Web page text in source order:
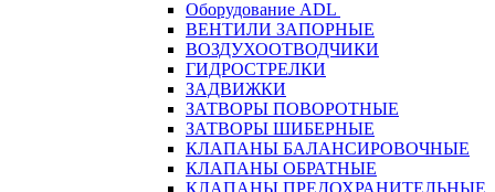
Оборудование ADL
ВЕНТИЛИ ЗАПОРНЫЕ
ВОЗДУХООТВОДЧИКИ
ГИДРОСТРЕЛКИ
ЗАДВИЖКИ
ЗАТВОРЫ ПОВОРОТНЫЕ
ЗАТВОРЫ ШИБЕРНЫЕ
КЛАПАНЫ БАЛАНСИРОВОЧНЫЕ
КЛАПАНЫ ОБРАТНЫЕ
КЛАПАНЫ ПРЕДОХРАНИТЕЛЬНЫЕ